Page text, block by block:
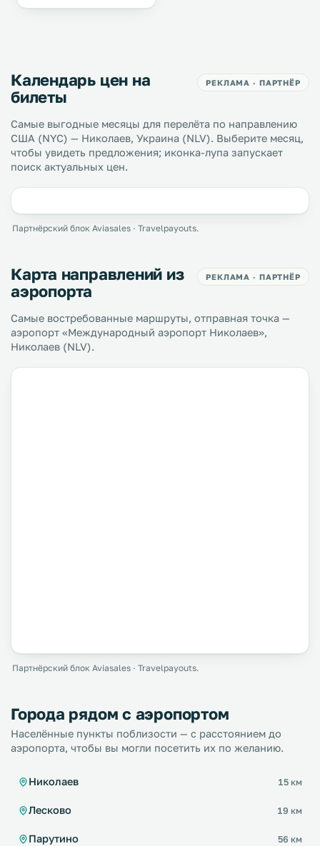
Календарь цен на
билеты
РЕКЛАМА · ПАРТНЁР
Самые выгодные месяцы для перелёта по направлению
США (NYC) — Николаев, Украина (NLV). Выберите месяц,
чтобы увидеть предложения; иконка-лупа запускает
поиск актуальных цен.
Партнёрский блок Aviasales · Travelpayouts.
Карта направлений из
аэропорта
РЕКЛАМА · ПАРТНЁР
Самые востребованные маршруты, отправная точка —
аэропорт «Международный аэропорт Николаев»,
Николаев (NLV).
Партнёрский блок Aviasales · Travelpayouts.
Города рядом с аэропортом
Населённые пункты поблизости — с расстоянием до
аэропорта, чтобы вы могли посетить их по желанию.
Николаев 15 км
Лесково 19 км
Парутино 56 км